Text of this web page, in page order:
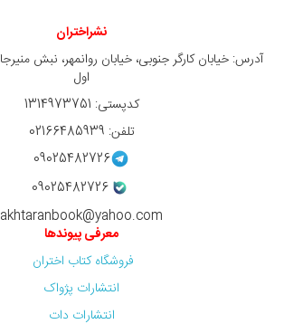
نشراختران
اول
کدپستی: 1314973751
تلفن: 02166485939
09025482726
09025482726
akhtaranbook@yahoo.com
معرفی پیوندها
فروشگاه کتاب اختران
انتشارات پژواک
انتشارات دات